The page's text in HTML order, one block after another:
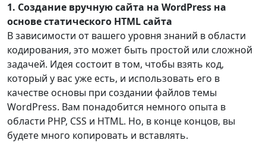
1. Создание вручную сайта на WordPress на
основе статического HTML сайта
В зависимости от вашего уровня знаний в области
кодирования, это может быть простой или сложной
задачей. Идея состоит в том, чтобы взять код,
который у вас уже есть, и использовать его в
качестве основы при создании файлов темы
WordPress. Вам понадобится немного опыта в
области PHP, CSS и HTML. Но, в конце концов, вы
будете много копировать и вставлять.